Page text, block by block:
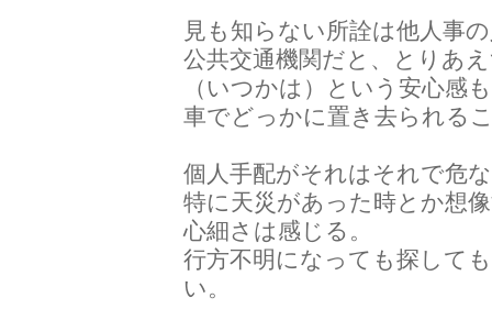
見も知らない所詮は他人事
公共交通機関だと、とりあ
（いつかは）という安心感
車でどっかに置き去られる
個人手配がそれはそれで危
特に天災があった時とか想
心細さは感じる。
行方不明になっても探して
い。